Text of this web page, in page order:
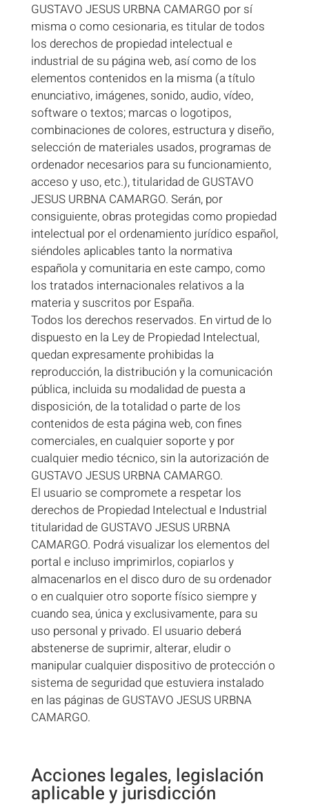
GUSTAVO JESUS URBNA CAMARGO por sí
misma o como cesionaria, es titular de todos
los derechos de propiedad intelectual e
industrial de su página web, así como de los
elementos contenidos en la misma (a título
enunciativo, imágenes, sonido, audio, vídeo,
software o textos; marcas o logotipos,
combinaciones de colores, estructura y diseño,
selección de materiales usados, programas de
ordenador necesarios para su funcionamiento,
acceso y uso, etc.), titularidad de GUSTAVO
JESUS URBNA CAMARGO. Serán, por
consiguiente, obras protegidas como propiedad
intelectual por el ordenamiento jurídico español,
siéndoles aplicables tanto la normativa
española y comunitaria en este campo, como
los tratados internacionales relativos a la
materia y suscritos por España.
Todos los derechos reservados. En virtud de lo
dispuesto en la Ley de Propiedad Intelectual,
quedan expresamente prohibidas la
reproducción, la distribución y la comunicación
pública, incluida su modalidad de puesta a
disposición, de la totalidad o parte de los
contenidos de esta página web, con fines
comerciales, en cualquier soporte y por
cualquier medio técnico, sin la autorización de
GUSTAVO JESUS URBNA CAMARGO.
El usuario se compromete a respetar los
derechos de Propiedad Intelectual e Industrial
titularidad de GUSTAVO JESUS URBNA
CAMARGO. Podrá visualizar los elementos del
portal e incluso imprimirlos, copiarlos y
almacenarlos en el disco duro de su ordenador
o en cualquier otro soporte físico siempre y
cuando sea, única y exclusivamente, para su
uso personal y privado. El usuario deberá
abstenerse de suprimir, alterar, eludir o
manipular cualquier dispositivo de protección o
sistema de seguridad que estuviera instalado
en las páginas de GUSTAVO JESUS URBNA
CAMARGO.
Acciones legales, legislación
aplicable y jurisdicción